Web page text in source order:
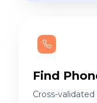
Find
Cross-